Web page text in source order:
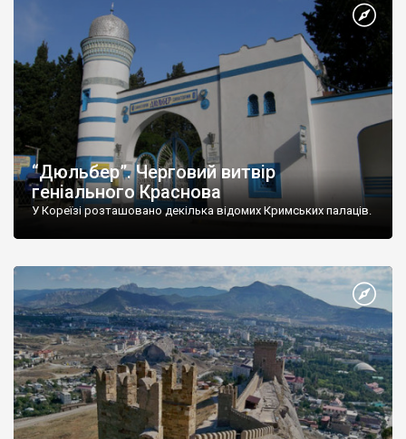
“Дюльбер”. Черговий витвір
геніального Краснова
У Кореїзі розташовано декілька відомих Кримських палаців.